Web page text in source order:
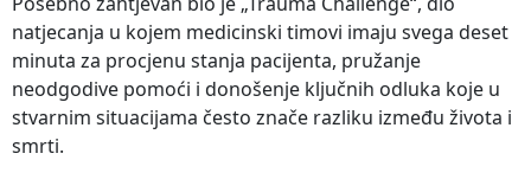
natjecanja u kojem medicinski timovi imaju svega deset
minuta za procjenu stanja pacijenta, pružanje
neodgodive pomoći i donošenje ključnih odluka koje u
stvarnim situacijama često znače razliku između života i
smrti.